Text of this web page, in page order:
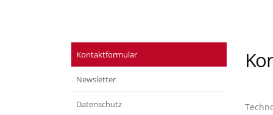
Kontaktformular
Newsletter
Datenschutz